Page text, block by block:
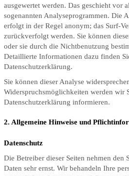
ausgewertet werden. Das geschieht vor
sogenannten Analyseprogrammen. Die
erfolgt in der Regel anonym; das Surf-
zurückverfolgt werden. Sie können
oder sie durch die Nichtbenutzung
Detaillierte Informationen dazu finden
Datenschutzerklärung.
Sie können dieser Analyse
Widerspruchsmöglichkeiten werden wir
Datenschutzerklärung informieren.
2. Allgemeine Hinweise und
Datenschutz
Die Betreiber dieser Seiten nehmen den
Daten sehr ernst. Wir behandeln Ihre